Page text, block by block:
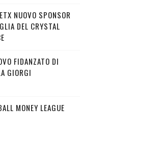
NUOVO SPONSOR
DEL CRYSTAL
FIDANZATO DI
GIORGI
MONEY LEAGUE